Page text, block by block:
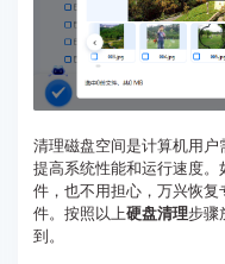
清理磁盘空间是计算机用户
提高系统性能和运行速度。
件，也不用担心，万兴恢
件。按照以上硬盘清理步骤
到。